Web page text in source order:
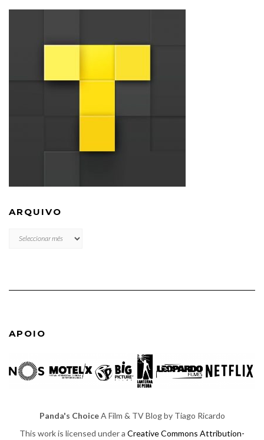
ARQUIVO
ARQUIVO
APOIO
Panda's ChoiceA Film & TV Blog by Tiago Ricardo
This work is licensed under a Creative Commons Attribution-